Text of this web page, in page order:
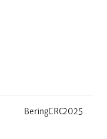
BeringCRC2025